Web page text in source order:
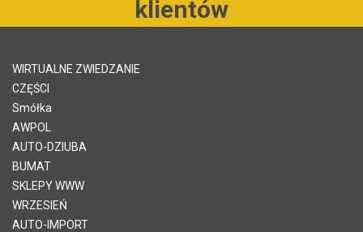
klientów
WIRTUALNE ZWIEDZANIE
CZĘŚCI
Smółka
AWPOL
AUTO-DZIUBA
BUMAT
SKLEPY WWW
WRZESIEŃ
AUTO-IMPORT